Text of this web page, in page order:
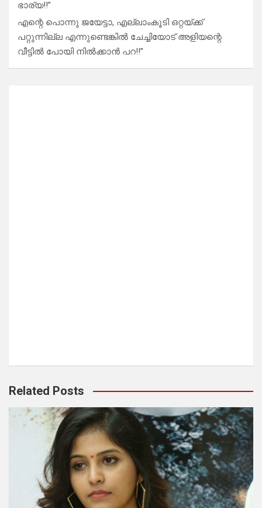
ഭാര്യ!!”
എന്റെ പൊന്നു ജയേട്ടാ, എല്ലാംകൂടി ഒറ്റയ്ക്ക്
പറ്റുന്നില്ല എന്നുണ്ടെങ്കിൽ ചേച്ചിയോട് അളിയന്റെ
വീട്ടിൽ പോയി നിൽക്കാൻ പറ!!”
Related Posts